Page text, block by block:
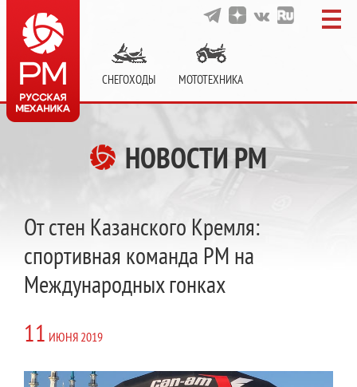
СНЕГОХОДЫ МОТОТЕХНИКА
НОВОСТИ РМ
От стен Казанского Кремля:
спортивная команда РМ на
Международных гонках
11 ИЮНЯ 2019